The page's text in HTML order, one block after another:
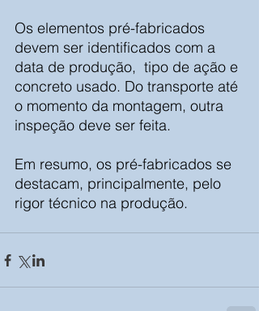
Os elementos pré-fabricados
devem ser identificados com a
data de produção,  tipo de ação e
concreto usado. Do transporte até
o momento da montagem, outra
inspeção deve ser feita.
Em resumo, os pré-fabricados se
destacam, principalmente, pelo
rigor técnico na produção.